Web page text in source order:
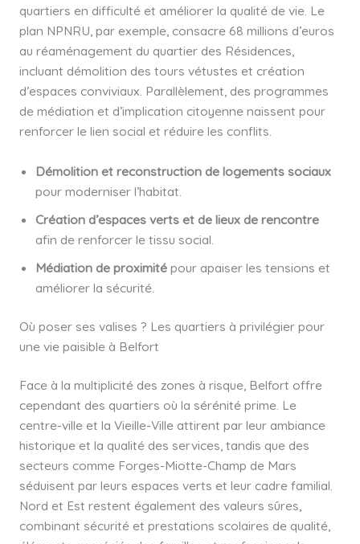
quartiers en difficulté et améliorer la qualité de vie. Le
plan NPNRU, par exemple, consacre 68 millions d’euros
au réaménagement du quartier des Résidences,
incluant démolition des tours vétustes et création
d’espaces conviviaux. Parallèlement, des programmes
de médiation et d’implication citoyenne naissent pour
renforcer le lien social et réduire les conflits.
Démolition et reconstruction de logements sociaux
pour moderniser l’habitat.
Création d’espaces verts et de lieux de rencontre
afin de renforcer le tissu social.
Médiation de proximitépour apaiser les tensions et
améliorer la sécurité.
Où poser ses valises ? Les quartiers à privilégier pour
une vie paisible à Belfort
Face à la multiplicité des zones à risque, Belfort offre
cependant des quartiers où la sérénité prime. Le
centre-ville et la Vieille-Ville attirent par leur ambiance
historique et la qualité des services, tandis que des
secteurs comme Forges-Miotte-Champ de Mars
séduisent par leurs espaces verts et leur cadre familial.
Nord et Est restent également des valeurs sûres,
combinant sécurité et prestations scolaires de qualité,